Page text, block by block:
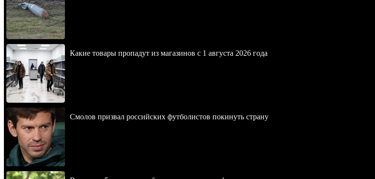
Какие товары пропадут из магазинов с 1 августа 2026 года
Смолов призвал российских футболистов покинуть страну